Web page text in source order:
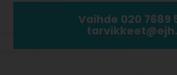
Vaihde 020 7689